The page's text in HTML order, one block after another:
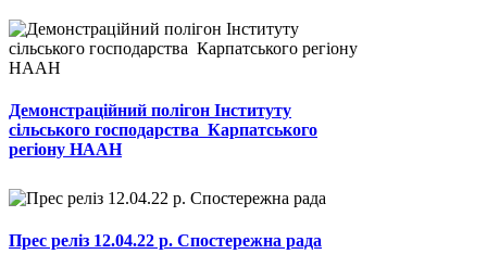
Демонстраційний полігон Інституту
сільського господарства Карпатського
регіону НААН
Прес реліз 12.04.22 р. Спостережна рада